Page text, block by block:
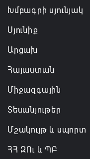
Խմբագրի սյունյակ
Սյունիք
Արցախ
Հայաստան
Միջազգային
Տեսանյութեր
Մշակույթ և սպորտ
ՀՀ ԶՈւ և ՊԲ